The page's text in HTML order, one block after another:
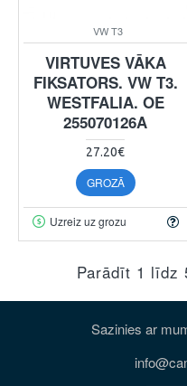
VW T3
VIRTUVES VĀKA
FIKSATORS. VW T3.
WESTFALIA. OE
255070126A
27.20€
GROZĀ
Uzreiz uz grozu
Parādīt 1 līdz
Sazinies ar